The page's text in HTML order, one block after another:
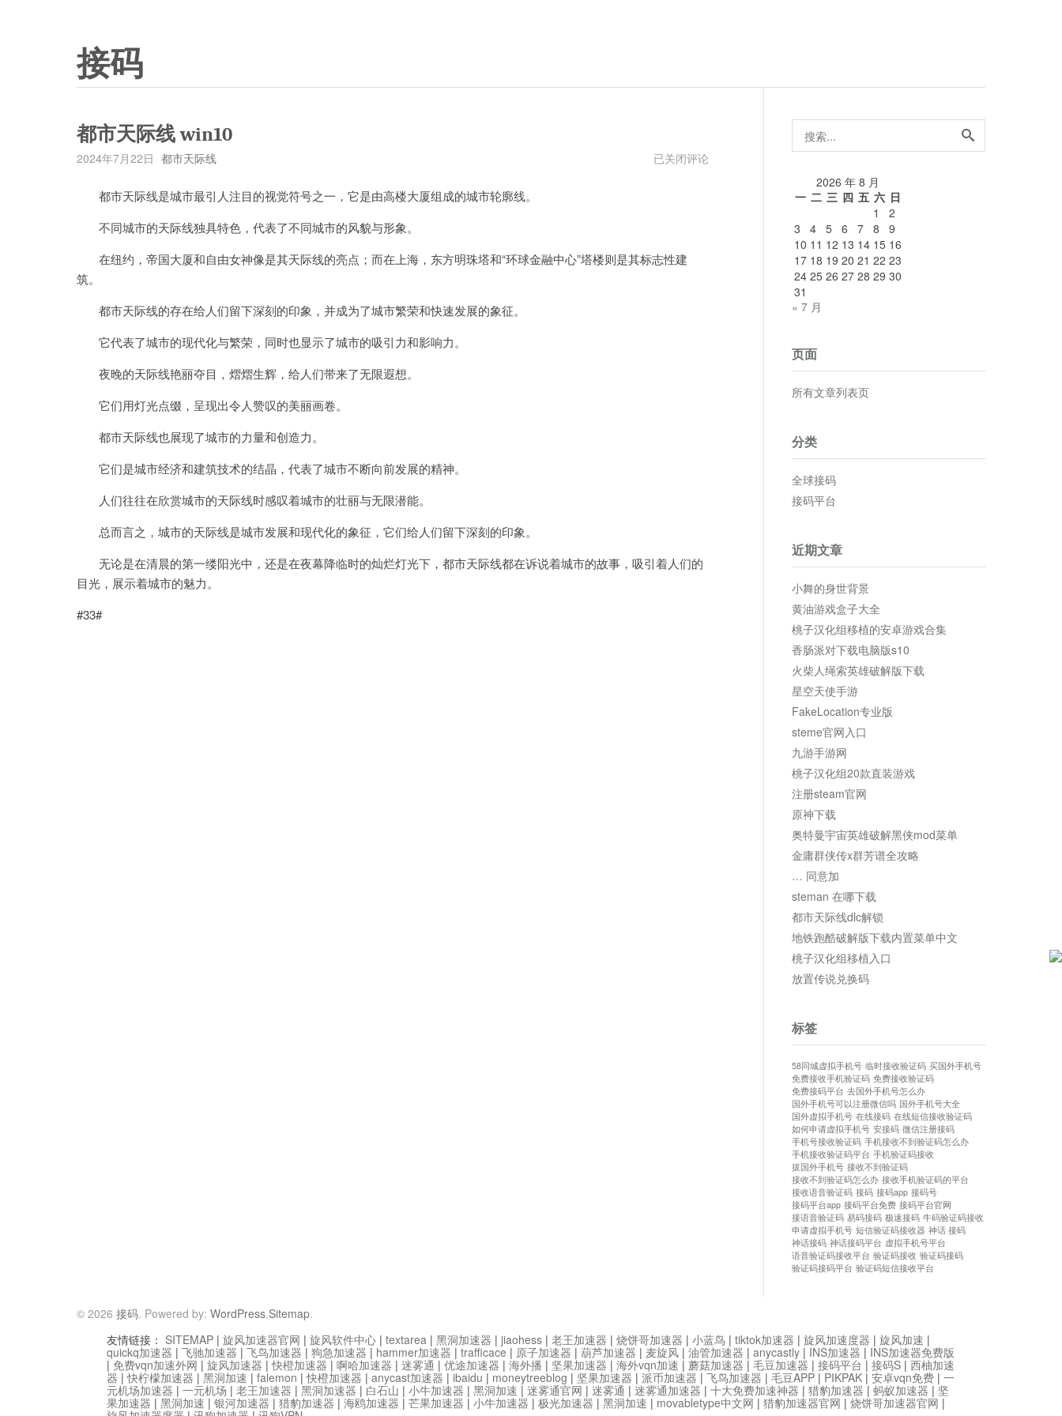
接码
都市天际线 win10
2024年7月22日 都市天际线
都
已关闭评论
都市天际线是城市最引人注目的视觉符号之一，它是由高楼大厦组成的城市轮廓线。
不同城市的天际线独具特色，代表了不同城市的风貌与形象。
在纽约，帝国大厦和自由女神像是其天际线的亮点；而在上海，东方明珠塔和“环球金融中心”塔楼则是其标志性建
筑。
都市天际线的存在给人们留下深刻的印象，并成为了城市繁荣和快速发展的象征。
它代表了城市的现代化与繁荣，同时也显示了城市的吸引力和影响力。
夜晚的天际线艳丽夺目，熠熠生辉，给人们带来了无限遐想。
它们用灯光点缀，呈现出令人赞叹的美丽画卷。
都市天际线也展现了城市的力量和创造力。
它们是城市经济和建筑技术的结晶，代表了城市不断向前发展的精神。
人们往往在欣赏城市的天际线时感叹着城市的壮丽与无限潜能。
总而言之，城市的天际线是城市发展和现代化的象征，它们给人们留下深刻的印象。
无论是在清晨的第一缕阳光中，还是在夜幕降临时的灿烂灯光下，都市天际线都在诉说着城市的故事，吸引着人们的
目光，展示着城市的魅力。
#33#
搜
索...
2026 年 8 月
一 二 三 四 五 六 日
1
2
3
4 5 6 7 8
9
10 11 12 13 14 15 16
17 18 19 20 21 22 23
24 25 26 27 28 29 30
31
« 7 月
页面
所有文章列表页
分类
全球接码
接码平台
近期文章
小舞的身世背景
黄油游戏盒子大全
桃子汉化组移植的安卓游戏合集
香肠派对下载电脑版s10
火柴人绳索英雄破解版下载
星空天使手游
FakeLocation专业版
steme官网入口
九游手游网
桃子汉化组20款直装游戏
注册steam官网
原神下载
奥特曼宇宙英雄破解黑侠mod菜单
金庸群侠传x群芳谱全攻略
… 同意加
steman 在哪下载
都市天际线dlc解锁
地铁跑酷破解版下载内置菜单中文
桃子汉化组移植入口
放置传说兑换码
标签
58同城虚拟手机号 临时接收验证码 买国外手机号
免费接收手机验证码 免费接收验证码
免费接码平台 去国外手机号怎么办
国外手机号可以注册微信吗 国外手机号大全
国外虚拟手机号 在线接码 在线短信接收验证码
如何申请虚拟手机号 安接码 微信注册接码
手机号接收验证码 手机接收不到验证码怎么办
手机接收验证码平台 手机验证码接收
拔国外手机号 接收不到验证码
接收不到验证码怎么办 接收手机验证码的平台
接收语音验证码 接码 接码app 接码号
接码平台app 接码平台免费 接码平台官网
接语音验证码 易码接码 极速接码 牛码验证码接收
申请虚拟手机号 短信验证码接收器 神话 接码
神话接码 神话接码平台 虚拟手机号平台
语音验证码接收平台 验证码接收 验证码接码
验证码接码平台 验证码短信接收平台
© 2026 接码. Powered by: WordPress.Sitemap.
友情链接： SITEMAP | 旋风加速器官网 | 旋风软件中心 | textarea | 黑洞加速器 | jiaohess | 老王加速器 | 烧饼哥加速器 | 小蓝鸟 | tiktok加速器 | 旋风加速度器 | 旋风加速 |
quickq加速器 | 飞驰加速器 | 飞鸟加速器 | 狗急加速器 | hammer加速器 | trafficace | 原子加速器 | 葫芦加速器 | 麦旋风 | 油管加速器 | anycastly | INS加速器 | INS加速器免费版
| 免费vqn加速外网 | 旋风加速器 |快橙加速器 | 啊哈加速器 | 迷雾通 | 优途加速器 | 海外播 | 坚果加速器 | 海外vqn加速 | 蘑菇加速器 | 毛豆加速器 | 接码平台 | 接码S | 西柚加速
器 |快柠檬加速器 | 黑洞加速 | falemon |快橙加速器 | anycast加速器 | ibaidu | moneytreeblog | 坚果加速器 | 派币加速器 | 飞鸟加速器 | 毛豆APP | PIKPAK | 安卓vqn免费 | 一
元机场加速器 | 一元机场 | 老王加速器 | 黑洞加速器 | 白石山 | 小牛加速器 | 黑洞加速 | 迷雾通官网 | 迷雾通 | 迷雾通加速器 | 十大免费加速神器 | 猎豹加速器 | 蚂蚁加速器 | 坚
果加速器 | 黑洞加速 | 银河加速器 | 猎豹加速器 | 海鸥加速器 | 芒果加速器 | 小牛加速器 | 极光加速器 | 黑洞加速 | movabletype中文网 | 猎豹加速器官网 | 烧饼哥加速器官网 |